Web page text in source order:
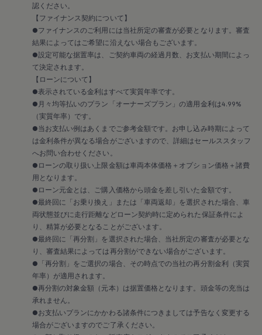
ユーザーガイド
運転上の注意
自動車リサイクル法
ロイヤリティプログラム
安心プログラム
メンテナンスプログラム
延長保証ウォルフィサポート
カスタマーセンター
タイヤパンク補償
認定中古車
“Certified Pre-Owned”の品質とは
延長保証サービスガイド
9つの約束
スマート買取
キャンペーン/ファイナンスプログラム
フォルクスワーゲンについて
企業情報
会社概要
会社概要EN
採用情報
正規ディーラー地域別採用情報
倫理・リスク管理・コンプライアンス
プレスリリース
2025
2024
2023
2022
2020
2019
2018
認ください。
【ファイナンス契約について】
●ファイナンスのご利用には当社所定の審査が必要となります。審査
結果によってはご希望に沿えない場合もございます。
●設定可能な据置率は、ご契約車両の経過月数、お支払い期間によっ
て決定されます。
【ローンについて】
●表示されている金利はすべて実質年率です。
●月々均等払いのプラン「オーナーズプラン」の適用金利は4.99%
（実質年率）です。
●当お支払い例はあくまでご参考金額です。お申し込み時期によって
は金利条件が異なる場合がございますので、詳細はセールススタッフ
へお問い合わせください。
●ローンの取り扱い上限金額は車両本体価格＋オプション価格＋諸費
用となります。
●ローン元金とは、ご購入価格から頭金を差し引いた金額です。
●最終回に「お乗り換え」または「車両返却」を選択された場合、車
両状態並びに走行距離などローン契約時に定められた保証条件によ
り、精算が必要となることがございます。
●最終回に「再分割」を選択された場合、当社所定の審査が必要とな
り、審査結果によっては再分割ができない場合がございます。
●「再分割」をご選択の場合、その時点での当社の再分割金利（実質
年率）が適用されます。
●再分割の対象金額（元本）は据置価格となります。頭金等の充当は
承れません。
●お支払いプランにかかわる諸条件につきましては予告なく変更する
場合がございますのでご了承ください。